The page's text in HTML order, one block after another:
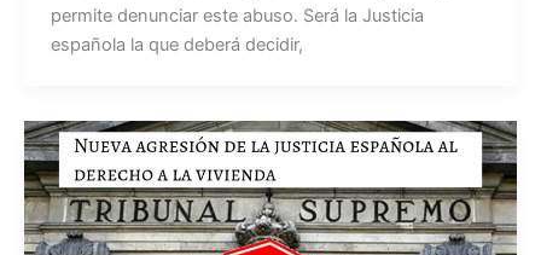
permite denunciar este abuso. Será la Justicia
española la que deberá decidir,